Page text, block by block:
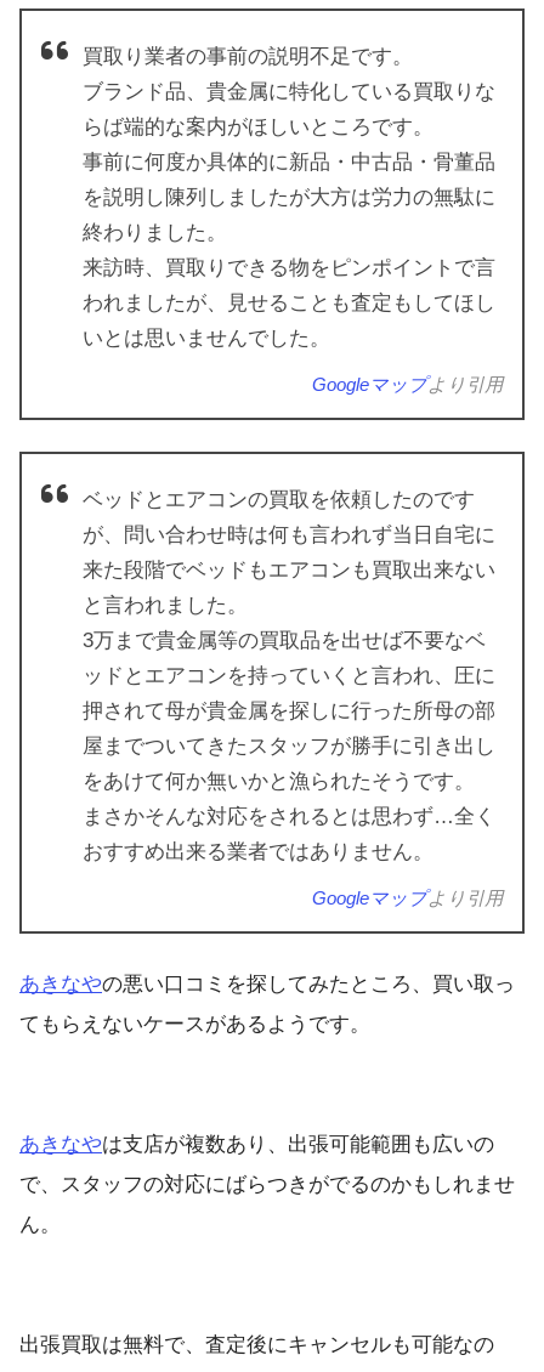
買取り業者の事前の説明不足です。
ブランド品、貴金属に特化している買取りな
らば端的な案内がほしいところです。
事前に何度か具体的に新品・中古品・骨董品
を説明し陳列しましたが大方は労力の無駄に
終わりました。
来訪時、買取りできる物をピンポイントで言
われましたが、見せることも査定もしてほし
いとは思いませんでした。
Googleマップより引用
ベッドとエアコンの買取を依頼したのです
が、問い合わせ時は何も言われず当日自宅に
来た段階でベッドもエアコンも買取出来ない
と言われました。
3万まで貴金属等の買取品を出せば不要なベ
ッドとエアコンを持っていくと言われ、圧に
押されて母が貴金属を探しに行った所母の部
屋までついてきたスタッフが勝手に引き出し
をあけて何か無いかと漁られたそうです。
まさかそんな対応をされるとは思わず…全く
おすすめ出来る業者ではありません。
Googleマップより引用
あきなやの悪い口コミを探してみたところ、買い取っ
てもらえないケースがあるようです。
あきなやは支店が複数あり、出張可能範囲も広いの
で、スタッフの対応にばらつきがでるのかもしれませ
ん。
出張買取は無料で、査定後にキャンセルも可能なの